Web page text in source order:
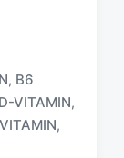
, B6
D-VITAMIN,
,